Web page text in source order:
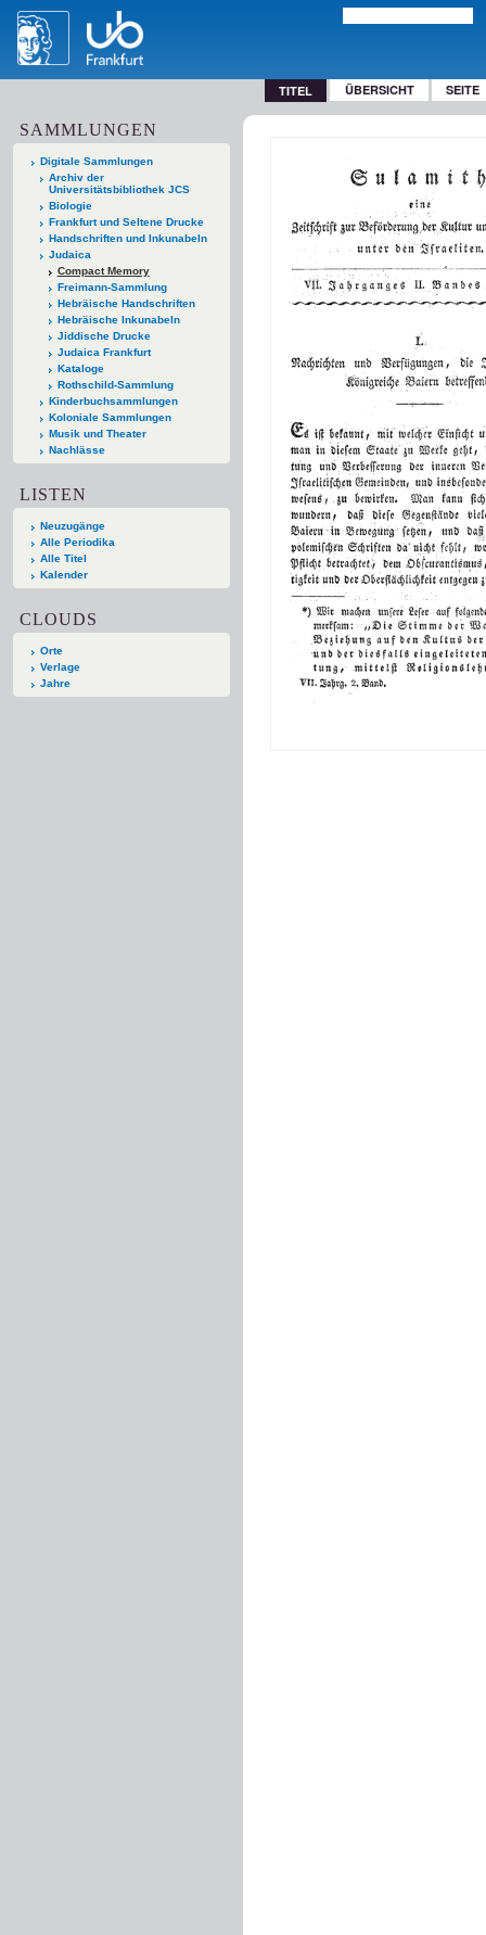
TITEL ÜBERSICHT SEITE
SAMMLUNGEN
Digitale Sammlungen
Archiv der
Universitätsbibliothek JCS
Biologie
Frankfurt und Seltene Drucke
Handschriften und Inkunabeln
Judaica
Compact Memory
Freimann-Sammlung
Hebräische Handschriften
Hebräische Inkunabeln
Jiddische Drucke
Judaica Frankfurt
Kataloge
Rothschild-Sammlung
Kinderbuchsammlungen
Koloniale Sammlungen
Musik und Theater
Nachlässe
LISTEN
Neuzugänge
Alle Periodika
Alle Titel
Kalender
CLOUDS
Orte
Verlage
Jahre